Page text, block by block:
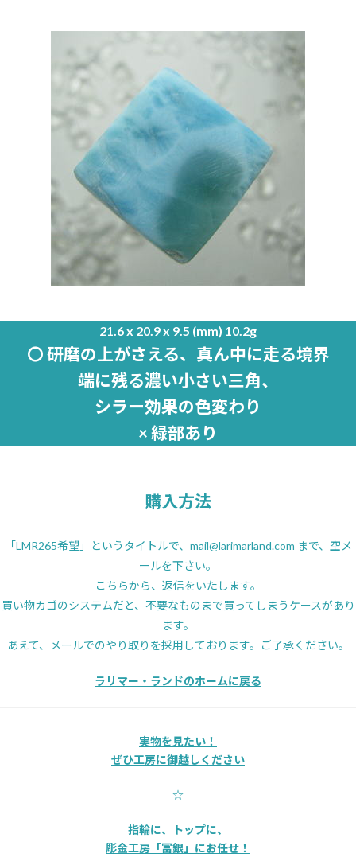
21.6 x 20.9 x 9.5 (mm) 10.2g
〇 研磨の上がさえる、真ん中に走る境界
端に残る濃い小さい三角、
シラー効果の色変わり
× 緑部あり
購入方法
「LMR265希望」というタイトルで、 mail@larimarland.com まで、空メ
ールを下さい。
こちらから、返信をいたします。
買い物カゴのシステムだと、不要なものまで買ってしまうケースがあり
ます。
あえて、メールでのやり取りを採用しております。ご了承ください。
ラリマー・ランドのホームに戻る
実物を見たい！
ぜひ工房に御越しください
☆
指輪に、トップに、
彫金工房「冨銀」にお任せ！